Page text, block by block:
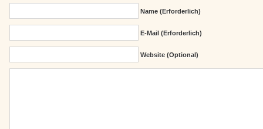
Name (erforderlich)
E-Mail (erforderlich)
Website (Optional)